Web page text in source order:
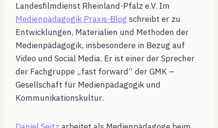
Landesfilmdienst Rheinland-Pfalz e.V. Im
Medienpädagogik Praxis-Blog schreibt er zu
Entwicklungen, Materialien und Methoden der
Medienpädagogik, insbesondere in Bezug auf
Video und Social Media. Er ist einer der Sprecher
der Fachgruppe „fast forward“ der GMK –
Gesellschaft für Medienpädagogik und
Kommunikationskultur.